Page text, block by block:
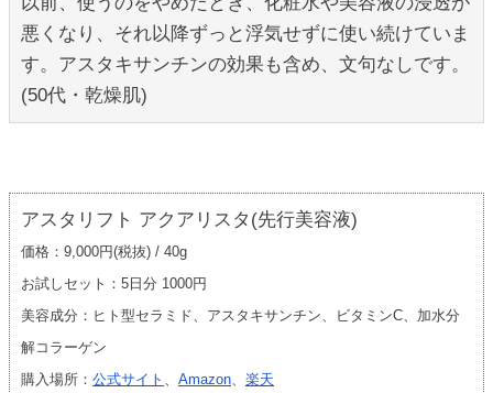
悪くなり、それ以降ずっと浮気せずに使い続けていま
す。アスタキサンチンの効果も含め、文句なしです。
(50代・乾燥肌)
アスタリフト アクアリスタ(先行美容液)
価格：9,000円(税抜) / 40g
お試しセット：5日分 1000円
美容成分：ヒト型セラミド、アスタキサンチン、ビタミンC、加水分
解コラーゲン
購入場所： 公式サイト 、 Amazon、 楽天